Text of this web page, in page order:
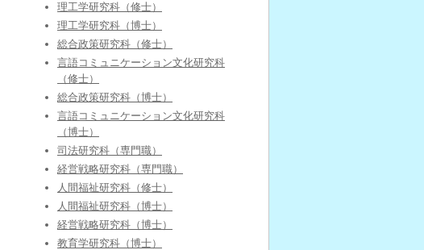
理工学研究科（修士）
理工学研究科（博士）
総合政策研究科（修士）
言語コミュニケーション文化研究科
（修士）
総合政策研究科（博士）
言語コミュニケーション文化研究科
（博士）
司法研究科（専門職）
経営戦略研究科（専門職）
人間福祉研究科（修士）
人間福祉研究科（博士）
経営戦略研究科（博士）
教育学研究科（博士）